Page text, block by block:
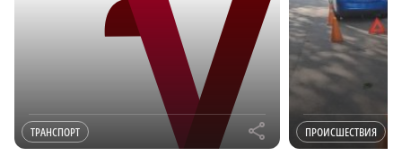
ТРАНСПОРТ r ПРОИСШЕСТВИЯ